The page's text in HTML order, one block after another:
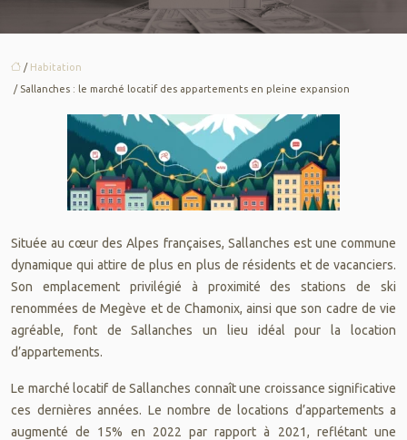
/ Habitation
/ Sallanches : le marché locatif des appartements en pleine expansion
Située au cœur des Alpes françaises, Sallanches est une commune
dynamique qui attire de plus en plus de résidents et de vacanciers.
Son emplacement privilégié à proximité des stations de ski
renommées de Megève et de Chamonix, ainsi que son cadre de vie
agréable, font de Sallanches un lieu idéal pour la location
d’appartements.
Le marché locatif de Sallanches connaît une croissance significative
ces dernières années. Le nombre de locations d’appartements a
augmenté de 15% en 2022 par rapport à 2021, reflétant une